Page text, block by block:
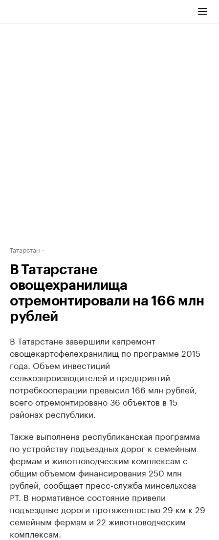
Татарстан
В Татарстане
овощехранилища
отремонтировали на 166 млн
рублей
В Татарстане завершили капремонт
овощекартофелехранилищ по программе 2015
года. Объем инвестиций
сельхозпроизводителей и предприятий
потребкооперации превысил 166 млн рублей,
всего отремонтировано 36 объектов в 15
районах республики.
Также выполнена республиканская программа
по устройству подъездных дорог к семейным
фермам и животноводческим комплексам с
общим объемом финансирования 250 млн
рублей, сообщает пресс-служба минсельхоза
РТ. В нормативное состояние привели
подъездные дороги протяженностью 29 км к 29
семейным фермам и 22 животноводческим
комплексам.